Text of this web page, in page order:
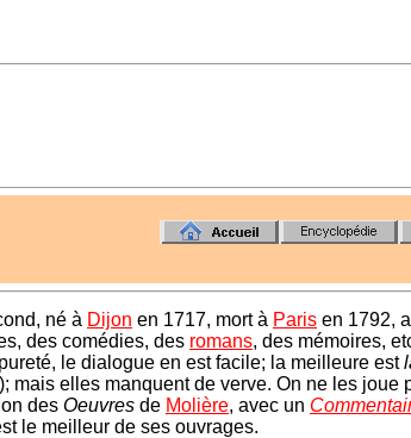
né à Dijon en 1717, mort à Paris en 1792, a
des comédies, des romans, des mémoires,
le dialogue en est facile; la meilleure est
mais elles manquent de verve. On ne les joue
des Oeuvres de Molière, avec un
le meilleur de ses ouvrages.